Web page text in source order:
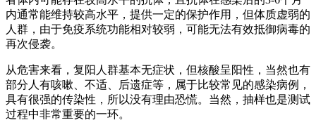
内通常能维持较高水平，提供一定的保护作用，但体质虚弱的
人群，由于免疫系统功能相对较弱，可能无法有效抵御病毒的
再次侵袭。
从危害来看，复阳人群基本无症状，但核酸呈阳性，当然也有
部分人有咳嗽、不适、后遗症等，属于比较常见的感染病例，
具有很强的传染性，所以没有理由恐慌。当然，抽样也是测试
过程中非常重要的一环。